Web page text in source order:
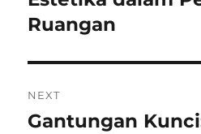
Ruangan
NEXT
Next
Gantungan